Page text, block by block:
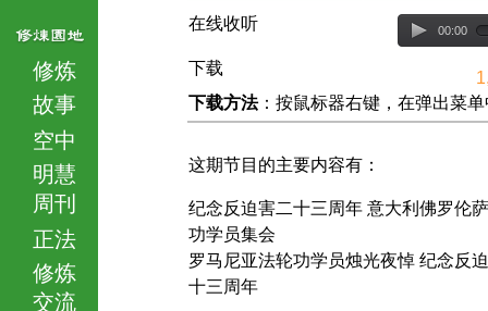
修炼
故事
空中
明慧
周刊
正法
修炼
交流
在线收听 00:00
下载
下载方法：按鼠标器右键，在弹出菜
这期节目的主要内容有：
纪念反迫害二十三周年 意大利佛罗伦
功学员集会
罗马尼亚法轮功学员烛光夜悼 纪念反
十三周年